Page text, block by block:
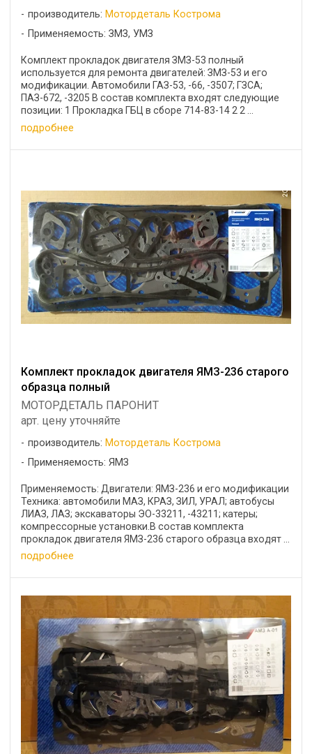
производитель: Мотордеталь Кострома
Применяемость: ЗМЗ, УМЗ
Комплект прокладок двигателя ЗМЗ-53 полный
используется для ремонта двигателей: ЗМЗ-53 и его
модификации. Автомобили ГАЗ-53, -66, -3507; ГЗСА;
ПАЗ-672, -3205 В состав комплекта входят следующие
позиции: 1 Прокладка ГБЦ в сборе 714-83-14 2 2 ...
подробнее
Комплект прокладок двигателя ЯМЗ-236 старого
образца полный
МОТОРДЕТАЛЬ ПАРОНИТ
арт. цену уточняйте
производитель: Мотордеталь Кострома
Применяемость: ЯМЗ
Применяемость: Двигатели: ЯМЗ-236 и его модификации
Техника: автомобили МАЗ, КРАЗ, ЗИЛ, УРАЛ; автобусы
ЛИАЗ, ЛАЗ; экскаваторы ЭО-33211, -43211; катеры;
компрессорные установки.В состав комплекта
прокладок двигателя ЯМЗ-236 старого образца входят ...
подробнее